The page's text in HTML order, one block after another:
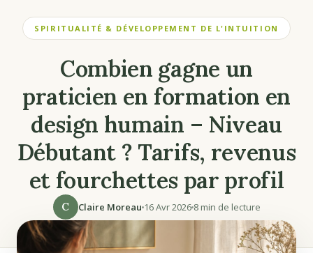
SPIRITUALITÉ & DÉVELOPPEMENT DE L'INTUITION
Combien gagne un
praticien en formation en
design humain – Niveau
Débutant ? Tarifs, revenus
et fourchettes par profil
C Claire Moreau16 Avr 20268 min de lecture